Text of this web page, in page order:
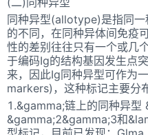
同种异型(allotype)是指同
的不同，在同种异体间免疫
性的差别往往只有一个或几
于编码Ig的结构基因发生点
来，因此Ig同种异型可作为
markers)，这种标记主要分
1.&gamma;链上的同种异型
&gamma;2&gamma;3和